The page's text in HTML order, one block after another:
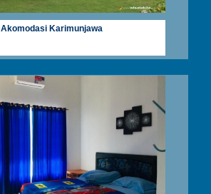
Akomodasi Karimunjawa